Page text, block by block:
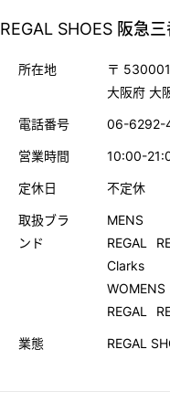
REGAL SHOES 阪急
所在地
〒
大阪府 大
電話番号 06-6292-
営業時間 10:00-
定休日 不定休
取扱ブラ
ンド
MENS
REGAL
Clarks
WOMENS
REGAL
業態 REGAL